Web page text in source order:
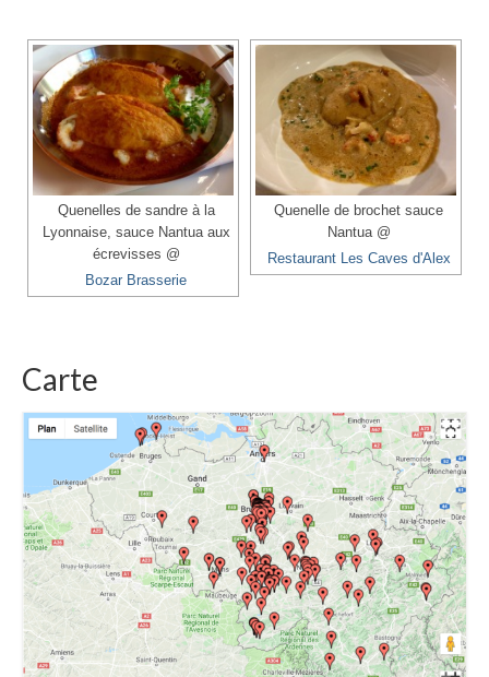
Quenelles de sandre à la
Lyonnaise, sauce Nantua aux
écrevisses @
Bozar Brasserie
Quenelle de brochet sauce
Nantua @
Restaurant Les Caves d'Alex
Carte